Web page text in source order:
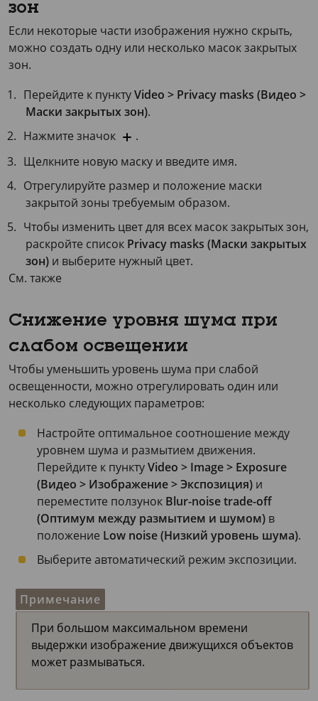
зон
Если некоторые части изображения нужно скрыть,
можно создать одну или несколько масок закрытых
зон.
Перейдите к пунктуVideo > Privacy masks (Видео >
Маски закрытых зон).
Нажмите значок
.
Щелкните новую маску и введите имя.
Отрегулируйте размер и положение маски
закрытой зоны требуемым образом.
Чтобы изменить цвет для всех масок закрытых зон,
раскройте список Privacy masks (Маски закрытых
зон) и выберите нужный цвет.
См. также
Снижение уровня шума при
слабом освещении
Чтобы уменьшить уровень шума при слабой
освещенности, можно отрегулировать один или
несколько следующих параметров:
Настройте оптимальное соотношение между
уровнем шума и размытием движения.
Перейдите к пунктуVideo > Image > Exposure
(Видео > Изображение > Экспозиция) и
переместите ползунок Blur-noise trade-off
(Оптимум между размытием и шумом) в
положение Low noise (Низкий уровень шума).
Выберите автоматический режим экспозиции.
Примечание
При большом максимальном времени
выдержки изображение движущихся объектов
может размываться.